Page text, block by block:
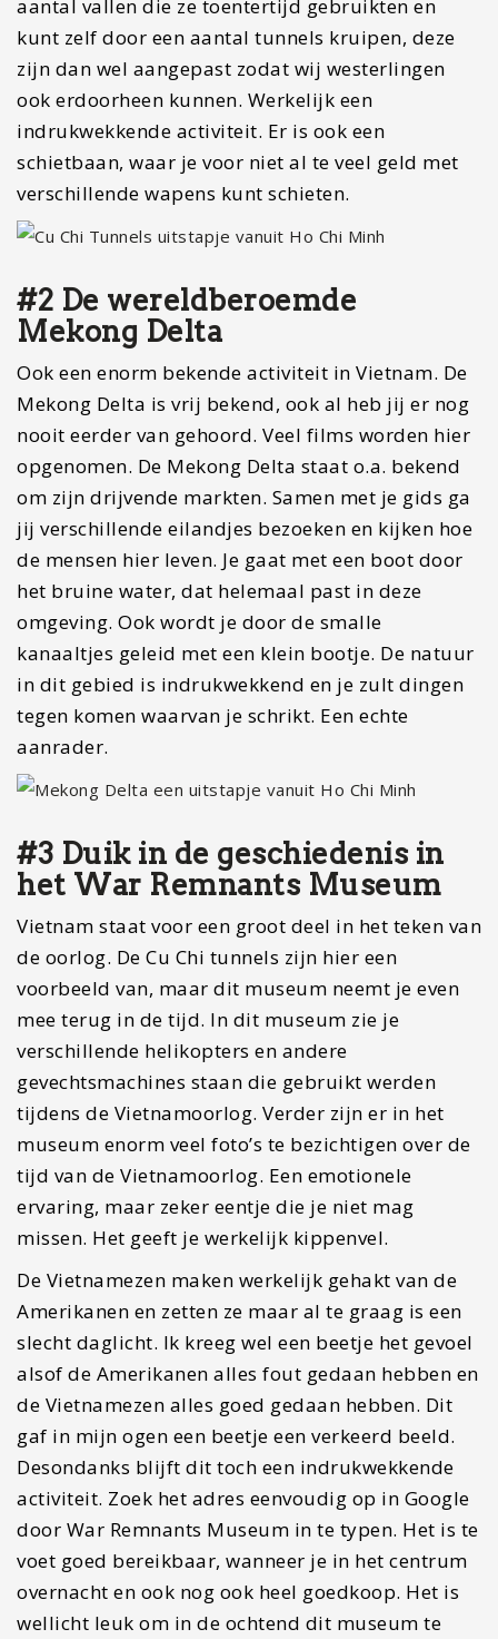
aantal vallen die ze toentertijd gebruikten en
kunt zelf door een aantal tunnels kruipen, deze
zijn dan wel aangepast zodat wij westerlingen
ook erdoorheen kunnen. Werkelijk een
indrukwekkende activiteit. Er is ook een
schietbaan, waar je voor niet al te veel geld met
verschillende wapens kunt schieten.
#2 De wereldberoemde
Mekong Delta
Ook een enorm bekende activiteit in Vietnam. De
Mekong Delta is vrij bekend, ook al heb jij er nog
nooit eerder van gehoord. Veel films worden hier
opgenomen. De Mekong Delta staat o.a. bekend
om zijn drijvende markten. Samen met je gids ga
jij verschillende eilandjes bezoeken en kijken hoe
de mensen hier leven. Je gaat met een boot door
het bruine water, dat helemaal past in deze
omgeving. Ook wordt je door de smalle
kanaaltjes geleid met een klein bootje. De natuur
in dit gebied is indrukwekkend en je zult dingen
tegen komen waarvan je schrikt. Een echte
aanrader.
#3 Duik in de geschiedenis in
het War Remnants Museum
Vietnam staat voor een groot deel in het teken van
de oorlog. De Cu Chi tunnels zijn hier een
voorbeeld van, maar dit museum neemt je even
mee terug in de tijd. In dit museum zie je
verschillende helikopters en andere
gevechtsmachines staan die gebruikt werden
tijdens de Vietnamoorlog. Verder zijn er in het
museum enorm veel foto’s te bezichtigen over de
tijd van de Vietnamoorlog. Een emotionele
ervaring, maar zeker eentje die je niet mag
missen. Het geeft je werkelijk kippenvel.
De Vietnamezen maken werkelijk gehakt van de
Amerikanen en zetten ze maar al te graag is een
slecht daglicht. Ik kreeg wel een beetje het gevoel
alsof de Amerikanen alles fout gedaan hebben en
de Vietnamezen alles goed gedaan hebben. Dit
gaf in mijn ogen een beetje een verkeerd beeld.
Desondanks blijft dit toch een indrukwekkende
activiteit. Zoek het adres eenvoudig op in Google
door War Remnants Museum in te typen. Het is te
voet goed bereikbaar, wanneer je in het centrum
overnacht en ook nog ook heel goedkoop. Het is
wellicht leuk om in de ochtend dit museum te